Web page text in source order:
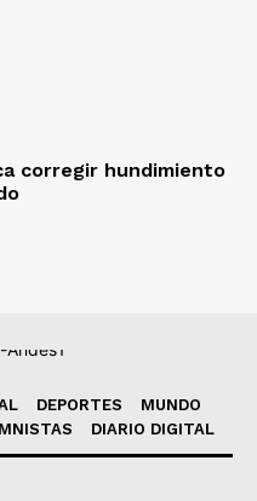
corregir hundimiento
DEPORTES
MUNDO
DIARIO DIGITAL